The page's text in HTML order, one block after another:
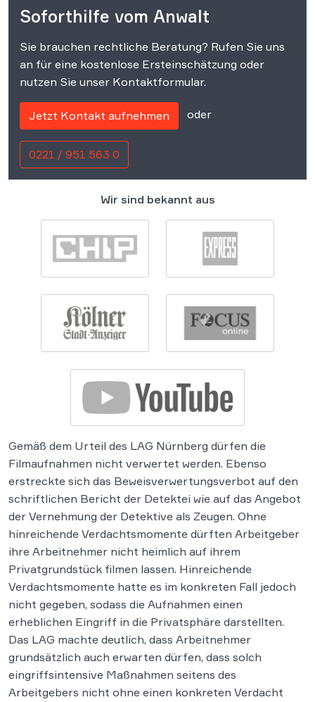
Soforthilfe vom Anwalt
Sie brauchen rechtliche Beratung? Rufen Sie uns
an für eine kostenlose Ersteinschätzung oder
nutzen Sie unser Kontaktformular.
Jetzt Kontakt aufnehmen oder
0221 / 951 563 0
Wir sind bekannt aus
Gemäß dem Urteil des LAG Nürnberg dürfen die
Filmaufnahmen nicht verwertet werden. Ebenso
erstreckte sich das Beweisverwertungsverbot auf den
schriftlichen Bericht der Detektei wie auf das Angebot
der Vernehmung der Detektive als Zeugen. Ohne
hinreichende Verdachtsmomente dürften Arbeitgeber
ihre Arbeitnehmer nicht heimlich auf ihrem
Privatgrundstück filmen lassen. Hinreichende
Verdachtsmomente hatte es im konkreten Fall jedoch
nicht gegeben, sodass die Aufnahmen einen
erheblichen Eingriff in die Privatsphäre darstellten.
Das LAG machte deutlich, dass Arbeitnehmer
grundsätzlich auch erwarten dürfen, dass solch
eingriffsintensive Maßnahmen seitens des
Arbeitgebers nicht ohne einen konkreten Verdacht